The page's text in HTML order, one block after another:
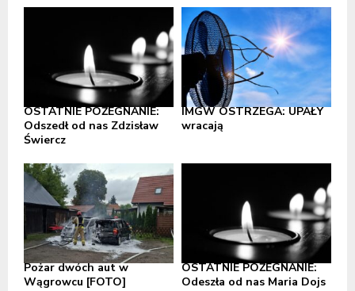
OSTATNIE POŻEGNANIE:
Odszedł od nas Zdzisław
Świercz
IMGW OSTRZEGA: UPAŁY
wracają
Pożar dwóch aut w
Wągrowcu [FOTO]
OSTATNIE POŻEGNANIE:
Odeszła od nas Maria Dojs